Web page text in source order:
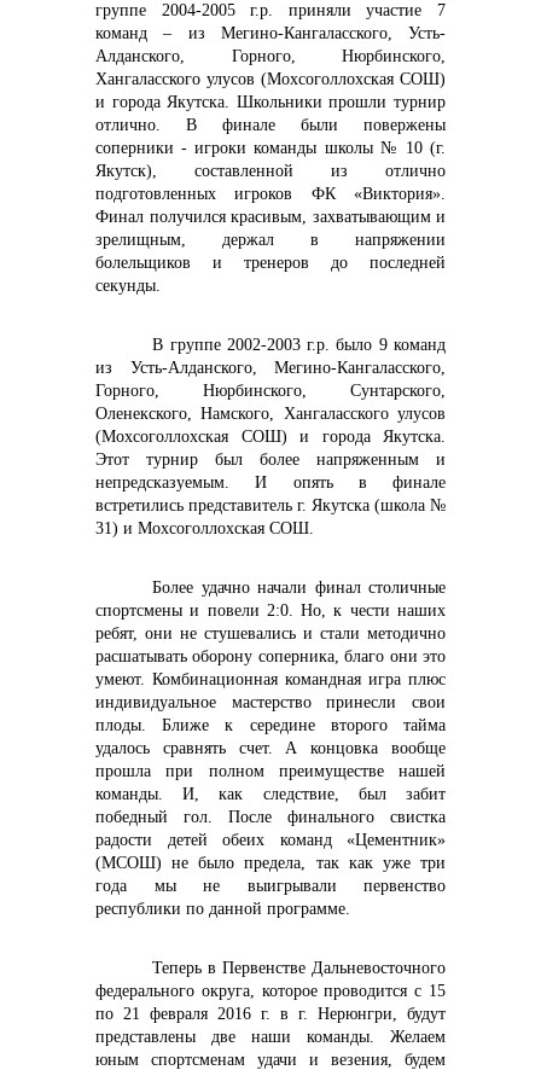
группе 2004-2005 г.р. приняли участие 7
команд – из Мегино-Кангаласского, Усть-
Алданского, Горного, Нюрбинского,
Хангаласского улусов (Мохсоголлохская СОШ)
и города Якутска. Школьники прошли турнир
отлично. В финале были повержены
соперники - игроки команды школы № 10 (г.
Якутск), составленной из отлично
подготовленных игроков ФК «Виктория».
Финал получился красивым, захватывающим и
зрелищным, держал в напряжении
болельщиков и тренеров до последней
секунды.
В группе 2002-2003 г.р. было 9 команд
из Усть-Алданского, Мегино-Кангаласского,
Горного, Нюрбинского, Сунтарского,
Оленекского, Намского, Хангаласского улусов
(Мохсоголлохская СОШ) и города Якутска.
Этот турнир был более напряженным и
непредсказуемым. И опять в финале
встретились представитель г. Якутска (школа №
31) и Мохсоголлохская СОШ.
Более удачно начали финал столичные
спортсмены и повели 2:0. Но, к чести наших
ребят, они не стушевались и стали методично
расшатывать оборону соперника, благо они это
умеют. Комбинационная командная игра плюс
индивидуальное мастерство принесли свои
плоды. Ближе к середине второго тайма
удалось сравнять счет. А концовка вообще
прошла при полном преимуществе нашей
команды. И, как следствие, был забит
победный гол. После финального свистка
радости детей обеих команд «Цементник»
(МСОШ) не было предела, так как уже три
года мы не выигрывали первенство
республики по данной программе.
Теперь в Первенстве Дальневосточного
федерального округа, которое проводится с 15
по 21 февраля 2016 г. в г. Нерюнгри, будут
представлены две наши команды. Желаем
юным спортсменам удачи и везения, будем